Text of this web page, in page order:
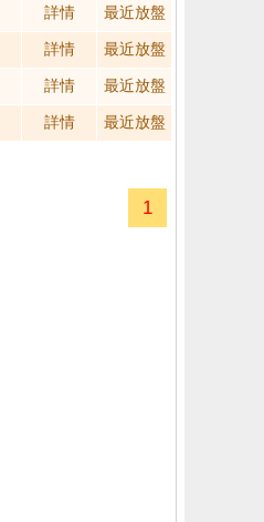
詳情 最近放盤
詳情 最近放盤
詳情 最近放盤
詳情 最近放盤
1